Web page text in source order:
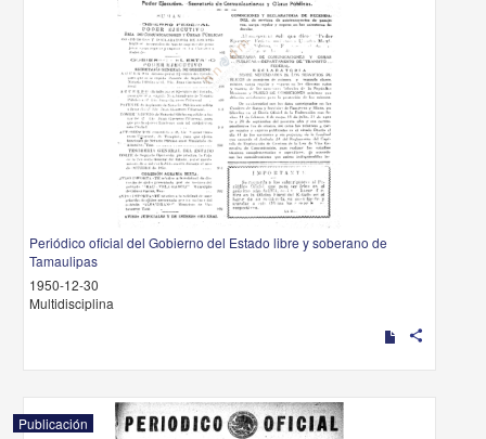
Periódico oficial del Gobierno del Estado libre y soberano de
Tamaulipas
1950-12-30
Multidisciplina
share
Publicación